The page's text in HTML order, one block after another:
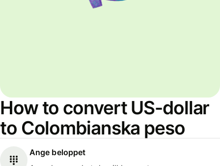
How to convert US-dollar
to Colombianska peso
Ange beloppet